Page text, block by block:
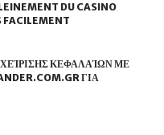
DU CASINO
FACILEMENT
ΚΕΦΑΛΑΊΩΝ ΜΕ
ΓΙΑ